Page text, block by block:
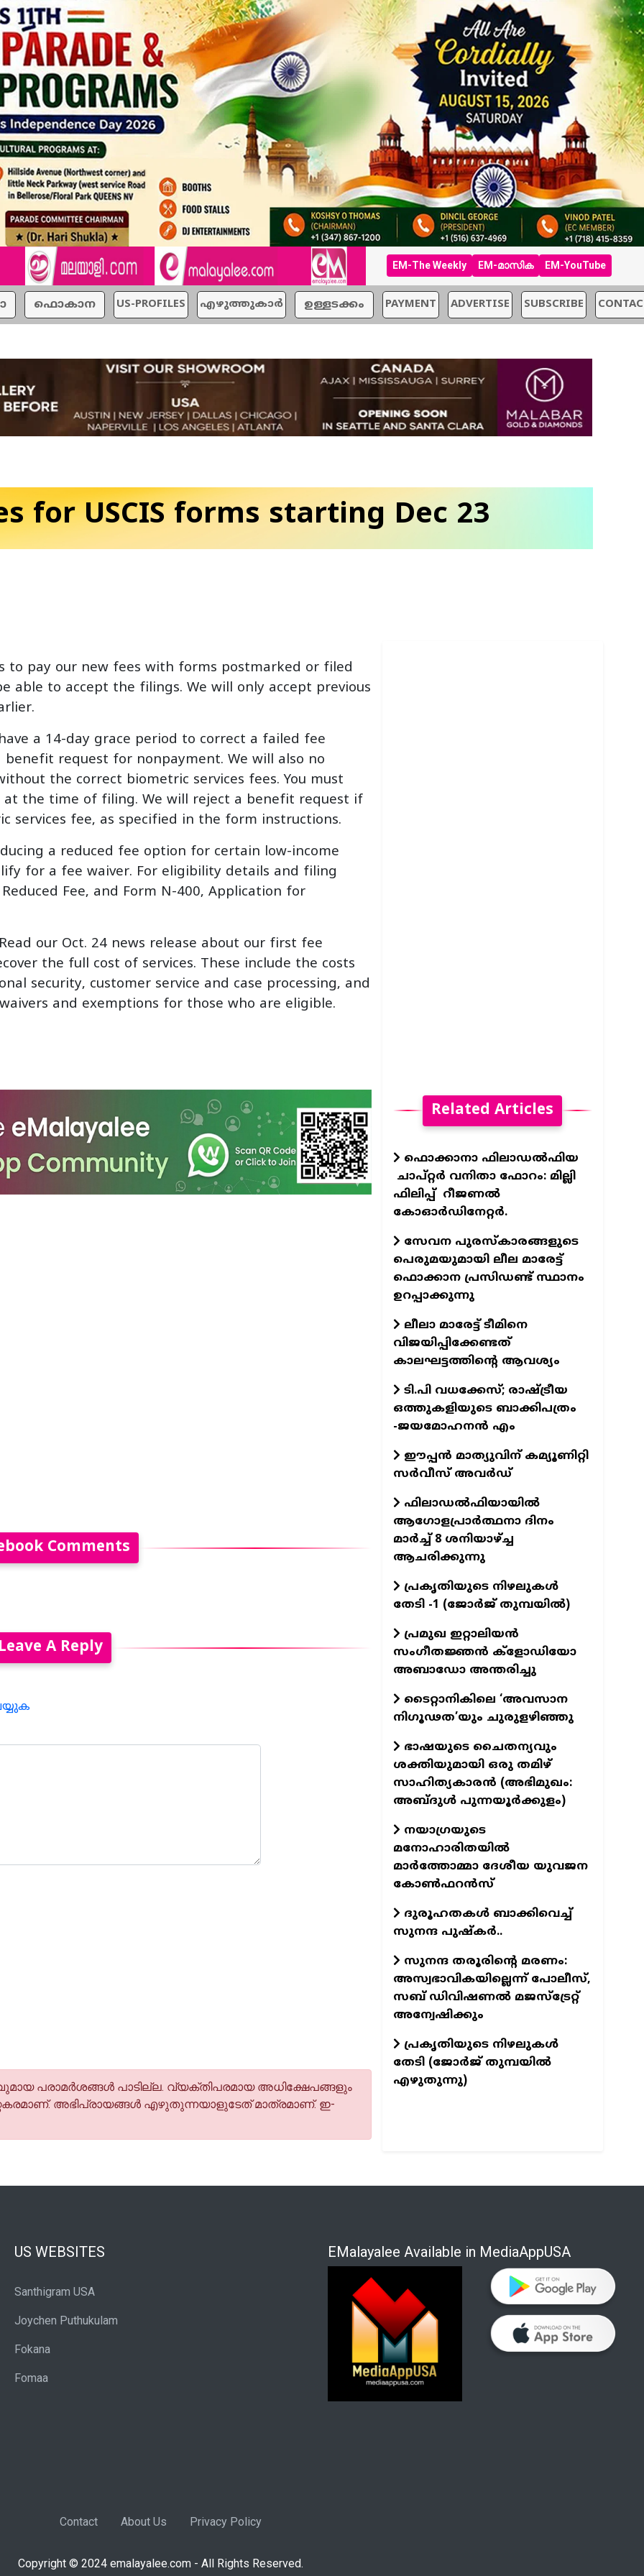
EM-The Weekly EM-മാസിക EM-YouTube
ഫൊകാന US-PROFILES എഴുത്തുകാര്‍ ഉള്ളടക്കം PAYMENT ADVERTISE SUBSCRIBE
for USCIS forms starting Dec 23
to pay our new fees with forms postmarked or filed
able to accept the filings. We will only accept previous
a 14-day grace period to correct a failed fee
request for nonpayment. We will also no
the correct biometric services fees. You must
at the time of filing. We will reject a benefit request if
services fee, as specified in the form instructions.
a reduced fee option for certain low-income
for a fee waiver. For eligibility details and filing
Fee, and Form N-400, Application for
our Oct. 24 news release about our first fee
the full cost of services. These include the costs
security, customer service and case processing, and
and exemptions for those who are eligible.
Comments
A Reply
പരാമര്‍ശങ്ങള്‍ പാടില്ല. വ്യക്തിപരമായ അധിക്ഷേപങ്ങളും
അഭിപ്രായങ്ങള്‍ എഴുതുന്നയാളുടേത് മാത്രമാണ്. ഇ-
Related Articles
ഫൊക്കാനാ ഫിലാഡല്‍ഫിയ
ചാപ്റ്റര്‍ വനിതാ ഫോറം: മില്ലി
ഫിലിപ്പ് റീജണല്‍
കോഓര്‍ഡിനേറ്റര്‍.
സേവന പുരസ്‌കാരങ്ങളുടെ
പെരുമയുമായി ലീല മാരേട്ട്
ഫൊക്കാന പ്രസിഡണ്ട് സ്ഥാനം
ഉറപ്പാക്കുന്നു
ലീലാ മാരേട്ട് ടീമിനെ
വിജയിപ്പിക്കേണ്ടത്
കാലഘട്ടത്തിന്റെ ആവശ്യം
ടി.പി വധക്കേസ്; രാഷ്ട്രീയ
ഒത്തുകളിയുടെ ബാക്കിപത്രം
-ജയമോഹനന്‍ എം
ഈപ്പന്‍ മാത്യുവിന്‌ കമ്യൂണിറ്റി
സര്‍വീസ്‌ അവര്‍ഡ്‌
ഫിലാഡല്‍ഫിയായില്‍
ആഗോളപ്രാര്‍ത്ഥനാ ദിനം
മാര്‍ച്ച്‌ 8 ശനിയാഴ്‌ച്ച
ആചരിക്കുന്നു
പ്രകൃതിയുടെ നിഴലുകള്‍
തേടി -1 (ജോര്‍ജ്‌ തുമ്പയില്‍)
പ്രമുഖ ഇറ്റാലിയന്‍
സംഗീതജ്ഞന്‍ ക്ളോഡിയോ
അബാഡോ അന്തരിച്ചു
ടൈറ്റാനികിലെ ‘അവസാന
നിഗൂഢത’യും ചുരുളഴിഞ്ഞു
ഭാഷയുടെ ചൈതന്യവും
ശക്തിയുമായി ഒരു തമിഴ്
സാഹിത്യകാരന്‍ (അഭിമുഖം:
അബ്ദുള്‍ പുന്നയൂര്‍ക്കുളം)
നയാഗ്രയുടെ
മനോഹാരിതയില്‍
മാര്‍ത്തോമ്മാ ദേശീയ യുവജന
കോണ്‍ഫറന്‍സ്
ദുരൂഹതകള്‍ ബാക്കിവെച്ച്
സുനന്ദ പുഷ്‌കര്‍..
സുനന്ദ തരൂരിന്റെ മരണം:
അസ്വഭാവികയില്ലെന്ന്‌ പോലീസ്‌,
സബ്‌ ഡിവിഷണല്‍ മജസ്‌ട്രേറ്റ്‌
അന്വേഷിക്കും
പ്രകൃതിയുടെ നിഴലുകള്‍
തേടി (ജോര്‍ജ്‌ തുമ്പയില്‍
എഴുതുന്നു)
US WEBSITES
Santhigram USA
Joychen Puthukulam
Fokana
Fomaa
EMalayalee Available in MediaAppUSA
Contact About Us Privacy Policy
Copyright © 2024 emalayalee.com - All Rights Reserved.